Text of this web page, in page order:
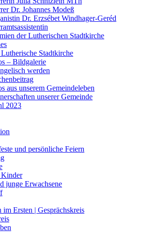
Dr. Johannes Modeß
Dr. Erzsébet Windhager-Geréd
der Lutherischen Stadtkirche
Stadtkirche
– Bildgalerie
werden
aus unserem Gemeindeleben
unserer Gemeinde
2023
und persönliche Feiern
junge Erwachsene
im Ersten | Gesprächskreis